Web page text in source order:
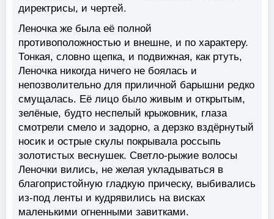
директрисы, и чертей.
Леночка же была её полной
противоположностью и внешне, и по характеру.
Тонкая, словно щепка, и подвижная, как ртуть,
Леночка никогда ничего не боялась и
непозволительно для приличной барышни редко
смущалась. Её лицо было живым и открытым,
зелёные, будто неспелый крыжовник, глаза
смотрели смело и задорно, а дерзко вздёрнутый
носик и острые скулы покрывала россыпь
золотистых веснушек. Светло-рыжие волосы
Леночки вились, не желая укладываться в
благопристойную гладкую прическу, выбивались
из-под ленты и кудрявились на висках
маленькими огненными завитками.